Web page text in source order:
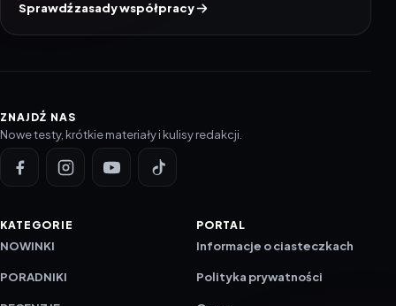
Sprawdź zasady współpracy
ZNAJDŹ NAS
Nowe testy, krótkie materiały i kulisy redakcji.
KATEGORIE
NOWINKI
PORADNIKI
PORTAL
Informacje o ciasteczkach
Polityka prywatności